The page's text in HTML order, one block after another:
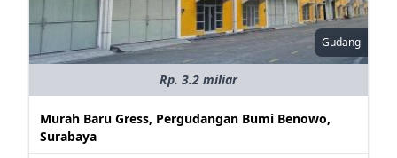
Gudang
Rp. 3.2 miliar
Murah Baru Gress, Pergudangan Bumi Benowo,
Surabaya